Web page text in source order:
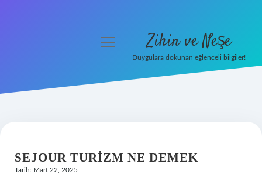
Hakkımızda
menüyü
Zihin ve Neşe
Duygulara dokunan eğlenceli bilgiler!
SEJOUR TURIZM NE DEMEK
Tarih: Mart 22, 2025